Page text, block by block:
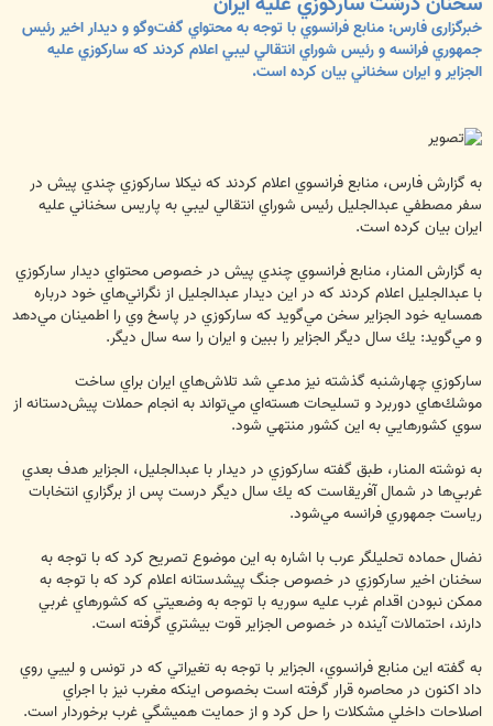
خبرگزاری فارس: منابع فرانسوي با توجه به محتواي گفت‌وگو و ديدار اخير رئيس
جمهوري فرانسه و رئيس شوراي انتقالي ليبي اعلام كردند كه ساركوزي عليه
الجزاير و ايران سخناني بيان كرده است.
به گزارش فارس، منابع فرانسوي اعلام كردند كه نيكلا ساركوزي چندي پيش در
سفر مصطفي عبدالجليل رئيس شوراي انتقالي ليبي به پاريس سخناني عليه
ايران بيان كرده است.
به گزارش المنار، منابع فرانسوي چندي پيش در خصوص محتواي ديدار ساركوزي
با عبدالجليل اعلام كردند كه در اين ديدار عبدالجليل از نگراني‌هاي خود درباره
همسايه خود الجزاير سخن مي‌گويد كه ساركوزي در پاسخ وي را اطمينان مي‌دهد
و مي‌گويد: يك سال ديگر الجزاير را ببين و ايران را سه سال ديگر.
ساركوزي چهارشنبه گذشته نيز مدعي شد تلاش‌هاي ايران براي ساخت
موشك‌هاي دوربرد و تسليحات هسته‌اي مي‌تواند به انجام حملات پيش‌دستانه از
سوي كشورهايي به اين كشور منتهي شود.
به نوشته المنار، طبق گفته ساركوزي در ديدار با عبدالجليل، الجزاير هدف بعدي
غربي‌ها در شمال آفريقاست كه يك سال ديگر درست پس از برگزاري انتخابات
رياست جمهوري فرانسه مي‌شود.
نضال حماده تحليلگر عرب با اشاره به اين موضوع تصريح كرد كه با توجه به
سخنان اخير ساركوزي در خصوص جنگ پيشدستانه اعلام كرد كه با توجه به
ممكن نبودن اقدام غرب عليه سوريه با توجه به وضعيتي كه كشورهاي غربي
دارند، احتمالات آينده در خصوص الجزاير قوت بيشتري گرفته است.
به گفته اين منابع فرانسوي، الجزاير با توجه به تغيراتي كه در تونس و لييي روي
داد اكنون در محاصره قرار گرفته است بخصوص اينكه مغرب نيز با اجراي
اصلاحات داخلي مشكلات را حل كرد و از حمايت هميشگي غرب برخوردار است.